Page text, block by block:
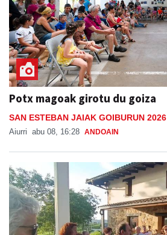
Potx magoak girotu du goiza
SAN ESTEBAN JAIAK GOIBURUN 2026
Aiurri abu 08, 16:28 ANDOAIN